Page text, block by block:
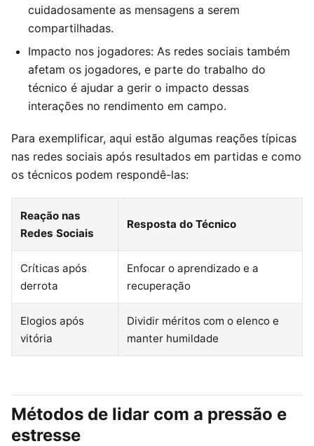
cuidadosamente as mensagens a serem
compartilhadas.
Impacto nos jogadores: As redes sociais também
afetam os jogadores, e parte do trabalho do
técnico é ajudar a gerir o impacto dessas
interações no rendimento em campo.
Para exemplificar, aqui estão algumas reações típicas
nas redes sociais após resultados em partidas e como
os técnicos podem respondê-las:
Reação nas
Redes Sociais
Resposta do Técnico
Críticas após
derrota
Enfocar o aprendizado e a
recuperação
Elogios após
vitória
Dividir méritos com o elenco e
manter humildade
Métodos de lidar com a pressão e
estresse